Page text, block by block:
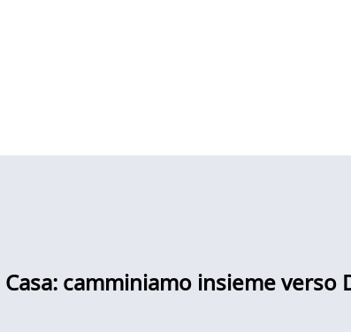
camminiamo insieme verso